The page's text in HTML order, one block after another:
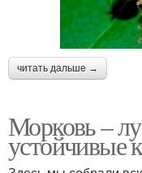
читать дальше →
Морковь –
устойчивые